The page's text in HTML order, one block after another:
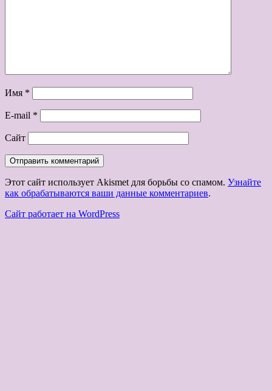
Имя *
E-mail *
Сайт
Этот сайт использует Akismet для борьбы со спамом. Узнайте
как обрабатываются ваши данные комментариев.
Сайт работает на WordPress